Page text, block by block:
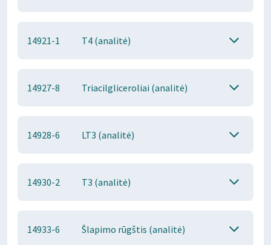
14921-1 T4 (analitė)
14927-8 Triacilgliceroliai (analitė)
14928-6 LT3 (analitė)
14930-2 T3 (analitė)
14933-6 Šlapimo rūgštis (analitė)